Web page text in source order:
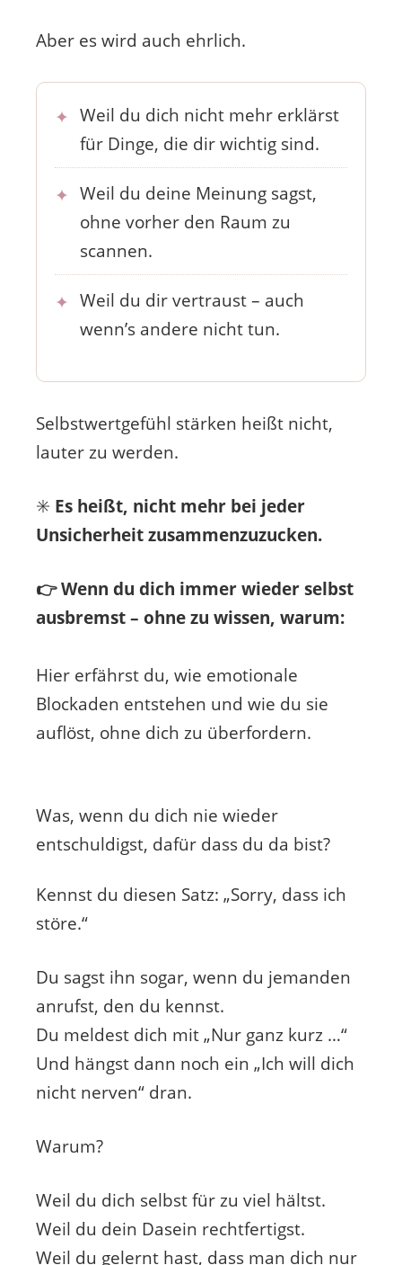
Aber es wird auch ehrlich.
Weil du dich nicht mehr erklärst
für Dinge, die dir wichtig sind.
Weil du deine Meinung sagst,
ohne vorher den Raum zu
scannen.
Weil du dir vertraust – auch
wenn’s andere nicht tun.
Selbstwertgefühl stärken heißt nicht,
lauter zu werden.
✳️ Es heißt, nicht mehr bei jeder
Unsicherheit zusammenzuzucken.
👉 Wenn du dich immer wieder selbst
ausbremst – ohne zu wissen, warum:
Hier erfährst du, wie emotionale
Blockaden entstehen und wie du sie
auflöst, ohne dich zu überfordern.
Was, wenn du dich nie wieder
entschuldigst, dafür dass du da bist?
Kennst du diesen Satz: „Sorry, dass ich
störe.“
Du sagst ihn sogar, wenn du jemanden
anrufst, den du kennst.
Du meldest dich mit „Nur ganz kurz …“
Und hängst dann noch ein „Ich will dich
nicht nerven“ dran.
Warum?
Weil du dich selbst für zu viel hältst.
Weil du dein Dasein rechtfertigst.
Weil du gelernt hast, dass man dich nur